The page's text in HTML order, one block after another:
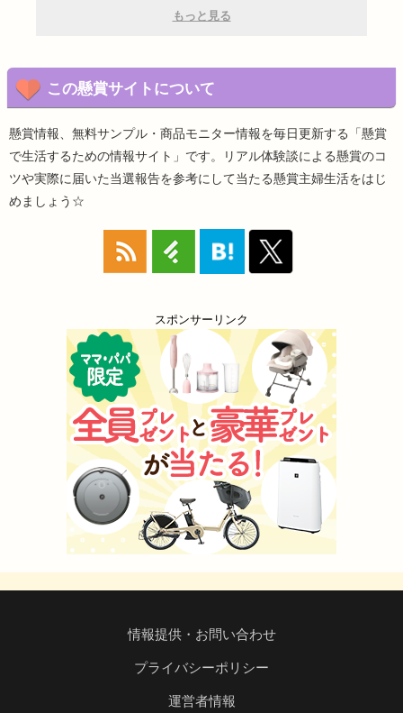
もっと見る
この懸賞サイトについて
懸賞情報、無料サンプル・商品モニター情報を毎日更新する「懸賞
で生活するための情報サイト」です。リアル体験談による懸賞のコ
ツや実際に届いた当選報告を参考にして当たる懸賞主婦生活をはじ
めましょう☆
スポンサーリンク
情報提供・お問い合わせ
プライバシーポリシー
運営者情報